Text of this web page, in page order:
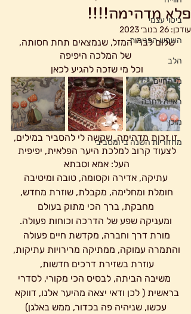
ביטוי עצמי
השמש הפנימית
הלב
מי החיים
ראייה רחבה
מוכן
מחזוריות השנה בי ומסביבי
פלא מדהימה!!!!
עודכן: 26 בנוב׳ 2023
שלום לברי המזל, שנמצאים תחת חסותה,
של המלכה היפיפה
וכל מי שזכה להגיע לכאן
זו זכות מדהימה, שקשה לי להסביר במילים,
לצעוד קרוב למלכת היער הפלאית, יפיפית
העל: אמא וסבתא
עתיקה, אדירה וקסומה, טובה ומיטיבה
חומלת ומחלימה, מקבלת, שוזרת מחדש,
מחבקת, ברך הכי מתוק בעולם
מורת דרך וחברה, מקדשת חיים פעולה
והתמרה עמוקה, ממתיקה מרירויות עתיקות,
עוזרת בשזירת דרכים חדשות,
  משיבה הביתה, לבסיס הכי מקורי, לסדרי
בראשית ( לכן ודאי יצאה מהיער אלנו, דווקא
עכשו, שניהיה פה בכדור, ממש באלגן)